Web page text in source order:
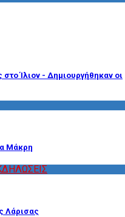
στο Ίλιον - Δημιουργήθηκαν οι
Μάκρη
Λάρισας